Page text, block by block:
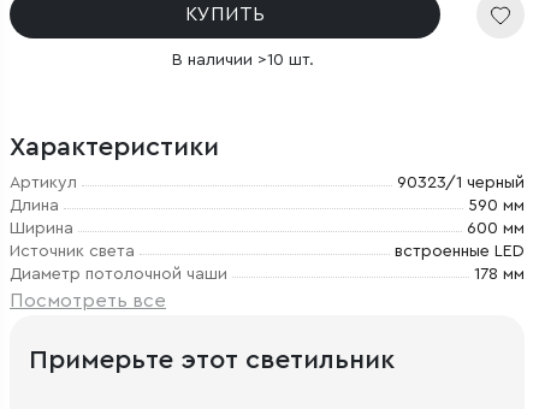
КУПИТЬ
В наличии >10 шт.
Характеристики
Артикул
90323/1 черный
Длина
590 мм
Ширина
600 мм
Источник света
встроенные LED
Диаметр потолочной чаши
178 мм
Посмотреть все
Примерьте этот светильник